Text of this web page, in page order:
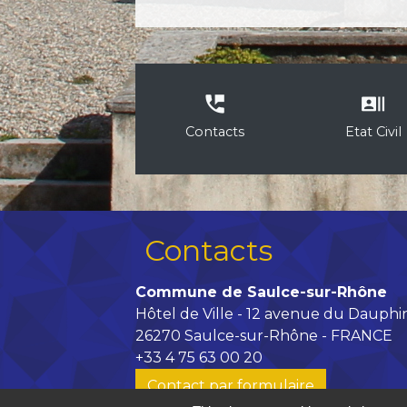
perm_phone_msg
Contacts
recent_actors
Etat Civil
Contacts
Commune de Saulce-sur-Rhône
Hôtel de Ville - 12 avenue du
26270 Saulce-sur-Rhône - FRANCE
+33 4 75 63 00 20
Contact par formulaire